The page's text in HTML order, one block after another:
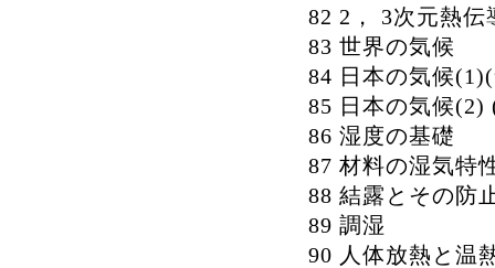
82 2， 3次元熱
83 世界の気候
84 日本の気候
85 日本の気候(2)
86 湿度の基礎
87 材料の湿気特
88 結露とその防
89 調湿
90 人体放熱と温